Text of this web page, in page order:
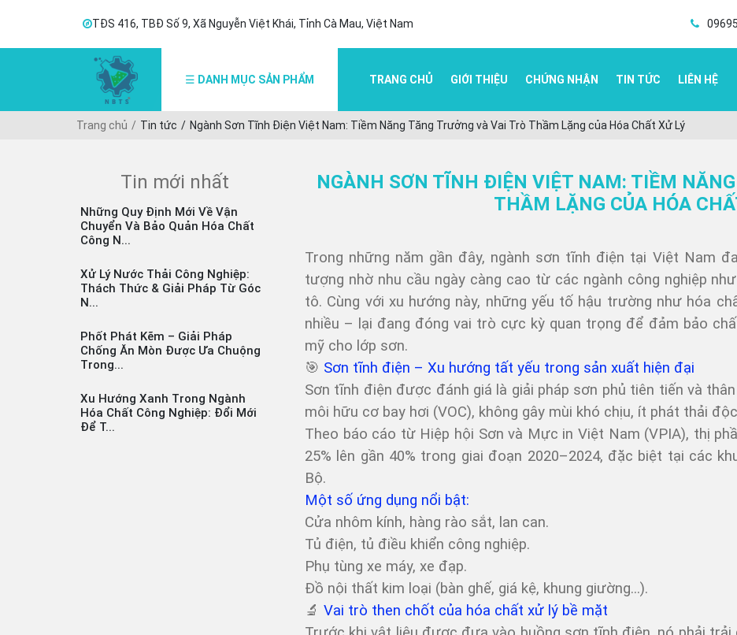
TĐS 416, TBĐ Số 9, Xã Nguyễn Việt Khái, Tỉnh Cà Mau, Việt Nam
☰ DANH MỤC SẢN PHẨM TRANG CHỦ GIỚI THIỆU CHỨNG NHẬN TIN TỨC LIÊN HỆ
Trang chủ Tin tức Ngành Sơn Tĩnh Điện Việt Nam: Tiềm Năng Tăng Trưởng và Vai Trò Thầm Lặng của Hóa Chất Xử Lý
Tin mới nhất
Những Quy Định Mới Về Vận
Chuyển Và Bảo Quản Hóa Chất
Công N...
Xử Lý Nước Thải Công Nghiệp:
Thách Thức & Giải Pháp Từ Góc
N...
Phốt Phát Kẽm – Giải Pháp
Chống Ăn Mòn Được Ưa Chuộng
Trong...
Xu Hướng Xanh Trong Ngành
Hóa Chất Công Nghiệp: Đổi Mới
Để T...
NGÀNH SƠN TĨNH ĐIỆN VIỆT NAM: TIỀM
THẦM LẶNG CỦA HÓA
Trong những năm gần đây, ngành sơn tĩnh điện tại Việt Nam
tượng nhờ nhu cầu ngày càng cao từ các ngành công nghiệp
tô. Cùng với xu hướng này, những yếu tố hậu trường như hóa
nhiều – lại đang đóng vai trò cực kỳ quan trọng để đảm bảo
mỹ cho lớp sơn.
🎯 Sơn tĩnh điện – Xu hướng tất yếu trong sản xuất hiện đại
Sơn tĩnh điện được đánh giá là giải pháp sơn phủ tiên tiến và
môi hữu cơ bay hơi (VOC), không gây mùi khó chịu, ít phát thải
Theo báo cáo từ Hiệp hội Sơn và Mực in Việt Nam (VPIA), thị
25% lên gần 40% trong giai đoạn 2020–2024, đặc biệt tại các
Bộ.
Một số ứng dụng nổi bật:
Cửa nhôm kính, hàng rào sắt, lan can.
Tủ điện, tủ điều khiển công nghiệp.
Phụ tùng xe máy, xe đạp.
Đồ nội thất kim loại (bàn ghế, giá kệ, khung giường...).
🔬 Vai trò then chốt của hóa chất xử lý bề mặt